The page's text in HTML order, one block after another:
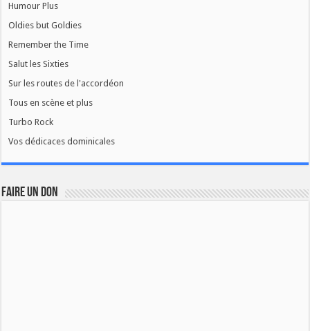
Humour Plus
Oldies but Goldies
Remember the Time
Salut les Sixties
Sur les routes de l'accordéon
Tous en scène et plus
Turbo Rock
Vos dédicaces dominicales
FAIRE UN DON